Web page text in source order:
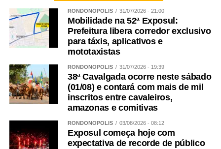
RONDONÓPOLIS 31/07/2026 - 21:00
Mobilidade na 52ª Exposul:
Prefeitura libera corredor exclusivo
para táxis, aplicativos e
mototaxistas
RONDONÓPOLIS 31/07/2026 - 19:39
38ª Cavalgada ocorre neste sábado
(01/08) e contará com mais de mil
inscritos entre cavaleiros,
amazonas e comitivas
RONDONÓPOLIS 03/08/2026 - 08:12
Exposul começa hoje com
expectativa de recorde de público